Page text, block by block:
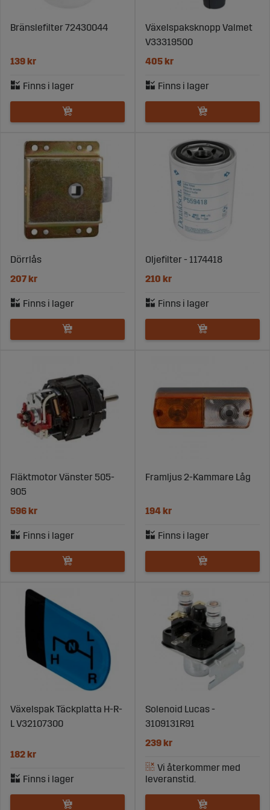
Bränslefilter 72430044
139 kr
Växelspaksknopp Valmet
V33319500
405 kr
Dörrlås
207 kr
Oljefilter - 1174418
210 kr
Fläktmotor Vänster 505-
905
596 kr
Framljus 2-Kammare Låg
194 kr
Växelspak Täckplatta H-R-
L V32107300
182 kr
Solenoid Lucas -
3109131R91
239 kr